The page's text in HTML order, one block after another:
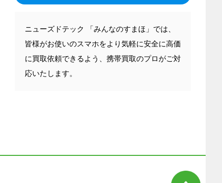
ニューズドテック 「みんなのすまほ」では、
皆様がお使いのスマホをより気軽に安全に高価
に買取依頼できるよう、携帯買取のプロがご対
応いたします。